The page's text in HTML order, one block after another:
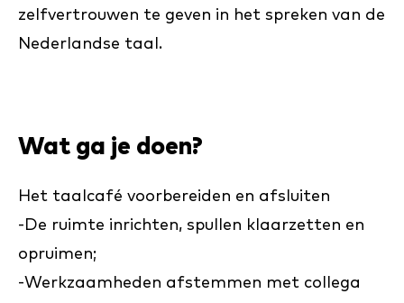
zelfvertrouwen te geven in het spreken van de
Nederlandse taal.
Wat ga je doen?
Het taalcafé voorbereiden en afsluiten
-De ruimte inrichten, spullen klaarzetten en
opruimen;
-Werkzaamheden afstemmen met collega